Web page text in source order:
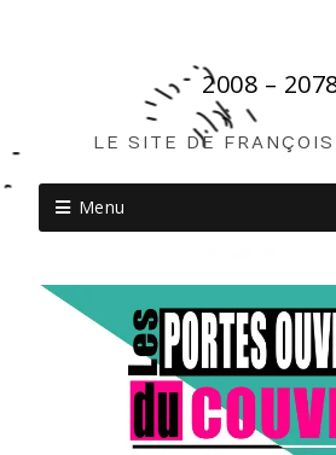
2008 –
LE SITE DE
Menu